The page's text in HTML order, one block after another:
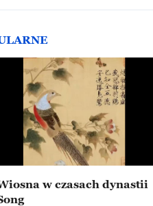
w czasach dynastii